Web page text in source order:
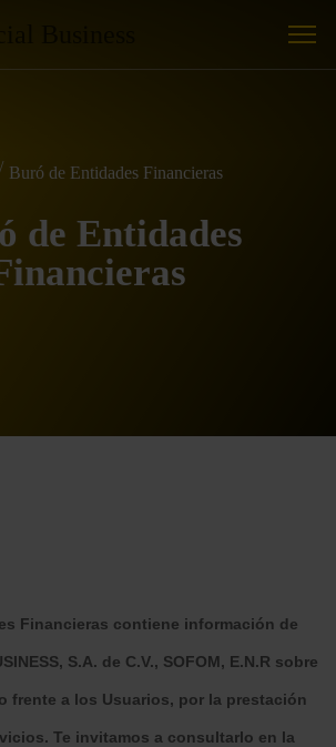
de Entidades
Buró de Entidades Financieras
Financieras contiene información de
S.A. de C.V., SOFOM, E.N.R sobre
frente a los Usuarios, por la prestación
Te invitamos a consultarlo en la